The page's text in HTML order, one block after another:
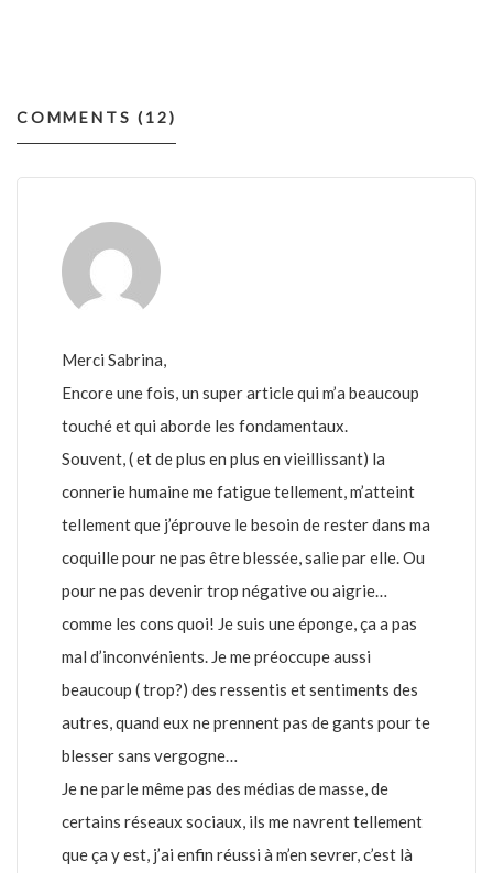
COMMENTS (12)
Merci Sabrina,
Encore une fois, un super article qui m’a beaucoup
touché et qui aborde les fondamentaux.
Souvent, ( et de plus en plus en vieillissant) la
connerie humaine me fatigue tellement, m’atteint
tellement que j’éprouve le besoin de rester dans ma
coquille pour ne pas être blessée, salie par elle. Ou
pour ne pas devenir trop négative ou aigrie…
comme les cons quoi! Je suis une éponge, ça a pas
mal d’inconvénients. Je me préoccupe aussi
beaucoup ( trop?) des ressentis et sentiments des
autres, quand eux ne prennent pas de gants pour te
blesser sans vergogne…
Je ne parle même pas des médias de masse, de
certains réseaux sociaux, ils me navrent tellement
que ça y est, j’ai enfin réussi à m’en sevrer, c’est là